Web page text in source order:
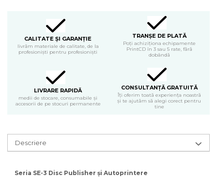
CALITATE ȘI GARANȚIE
livrăm materiale de calitate, de la
profesioniști pentru profesioniști
TRANȘE DE PLATĂ
Poți achiziționa echipamente
PrintCD în 3 sau 5 rate, fără
dobândă
LIVRARE RAPIDĂ
medii de stocare, consumabile și
accesorii de pe stocuri permanente
CONSULTANȚĂ GRATUITĂ
Îți oferim toată experiența noastră
și te ajutăm să alegi corect pentru
tine
Descriere
Seria SE-3 Disc Publisher și Autoprintere